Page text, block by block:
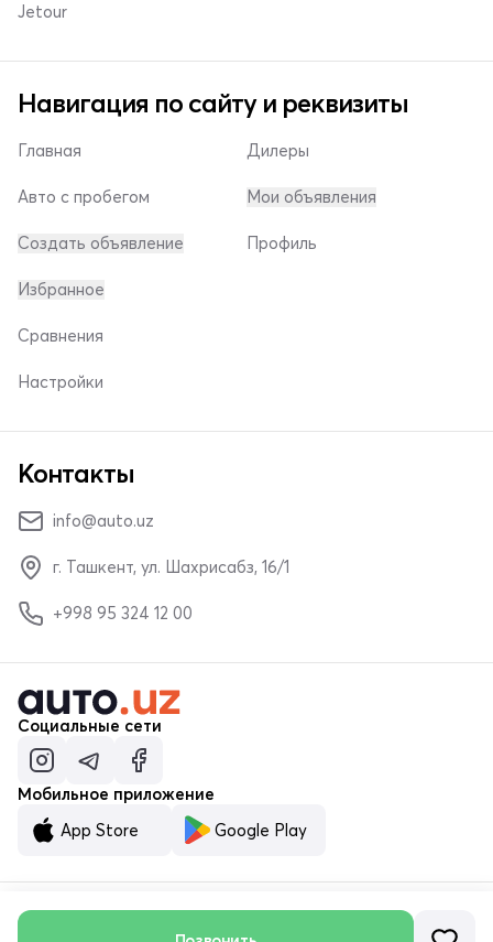
Jetour
Навигация по сайту и реквизиты
Главная
Авто с пробегом
Создать объявление
Дилеры
Мои объявления
Профиль
Избранное
Сравнения
Настройки
Контакты
info@auto.uz
г. Ташкент, ул. Шахрисабз, 16/1
+998 95 324 12 00
Социальные сети
Мобильное приложение
App Store
Google Play